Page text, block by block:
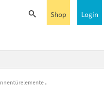
Login
Shop